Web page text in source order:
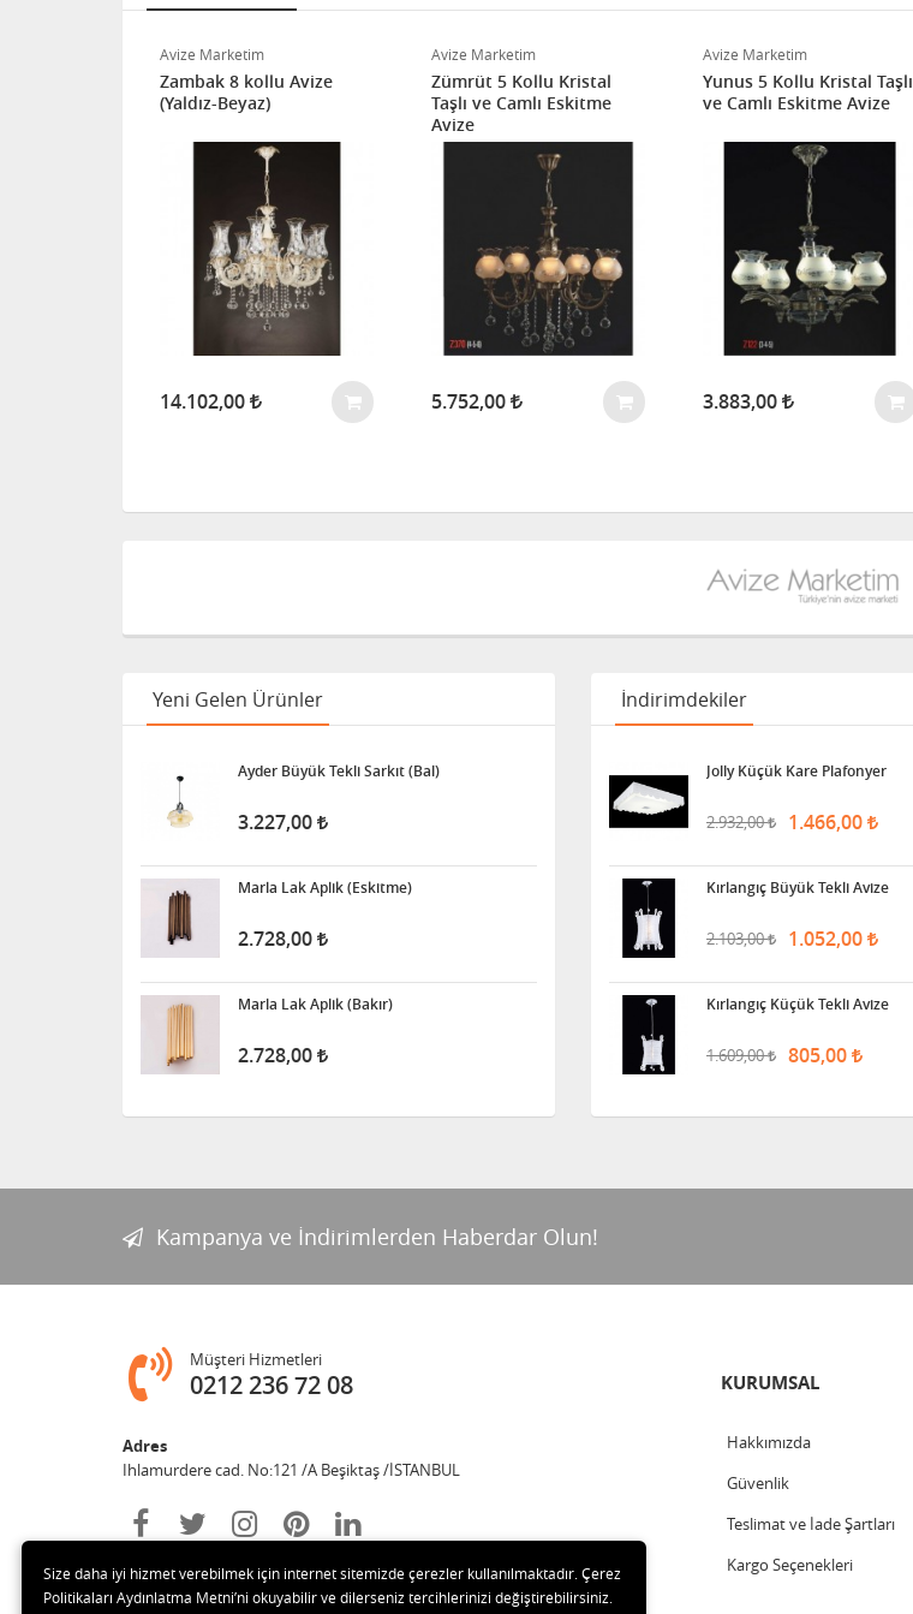
Avize Marketim
Zambak 8 kollu Avize
(Yaldız-Beyaz)
14.102,00
Avize Marketim
Zümrüt 5 Kollu Kristal
Taşlı ve Camlı Eskitme
Avize
5.752,00
Avize Marketim
Yunus 5 Kollu Kristal Taşlı
ve Camlı Eskitme Avize
3.883,00
Yeni Gelen Ürünler
Ayder Büyük Tekli Sarkıt (Bal)
3.227,00
Marla Lak Aplik (Eskitme)
2.728,00
Marla Lak Aplik (Bakır)
2.728,00
İndirimdekiler
Jolly Küçük Kare Plafonyer
2.932,00 1.466,00
Kırlangıç Büyük Tekli Avize
2.103,00 1.052,00
Kırlangıç Küçük Tekli Avize
1.609,00 805,00
Kampanya ve İndirimlerden Haberdar Olun!
Müşteri Hizmetleri
0212 236 72 08
Adres
Ihlamurdere cad. No:121 /A Beşiktaş /İSTANBUL
KURUMSAL
Hakkımızda
Güvenlik
Teslimat ve İade Şartları
Kargo Seçenekleri
Size daha iyi hizmet verebilmek için internet sitemizde çerezler kullanılmaktadır. Çerez
Politikaları Aydınlatma Metni’ni okuyabilir ve dilerseniz tercihlerinizi değiştirebilirsiniz.